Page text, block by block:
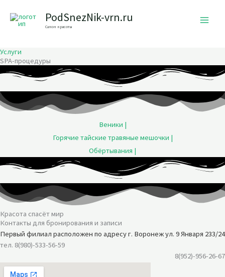
PodSnezNik-vrn.ru
Салон красоты
Услуги
SPA-процедуры
Веники |
Горячие тайские травяные мешочки |
Обёртывания |
Красота спасёт мир
Контакты для бронирования и записи
Первый филиал расположен по адресу г. Воронеж ул. 9 Января 233/24
тел. 8(980)-533-56-59
8(952)-956-26-67